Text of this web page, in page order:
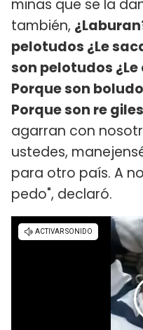
minas que se la
también,
pelotudos ¿Le
son pelotudos
Porque son
Porque son re
agarran con
ustedes,
para otro país. A
pedo", declaró.